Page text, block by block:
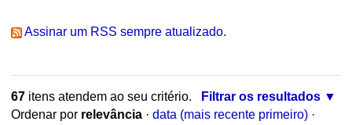
Assinar um RSS sempre atualizado.
67itens atendem ao seu critério.
Filtrar os resultados
Ordenar por relevância · data (mais recente primeiro) ·